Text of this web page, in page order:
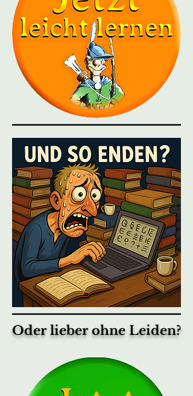
Oder lieber ohne Leiden?